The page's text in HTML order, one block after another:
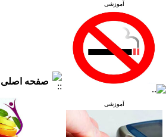
آموزشی
آموزشی
صفحه اصلی